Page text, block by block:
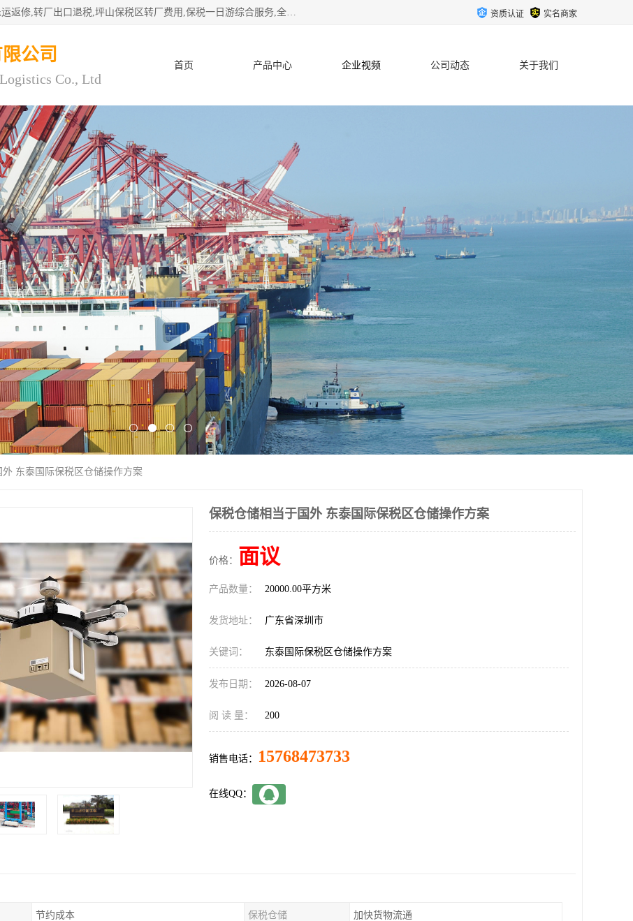
深圳市子扬国际物流有限公司专注深圳保税区转厂,保税区退运返修,转厂出口退税,坪山保税区转厂费用,保税一日游综合服务,全程托管，公司是严格按照“专业化定位、综合化经营、差异化发展”的经营思路建立的现代第三方物流，在通关业务、保税区仓储、退运返修、供应链金融方面具有较强的竞争优势。公司秉承“高效专业、服务客户、创新发展”的经营理念，已发展成为国内外知名企业的战略合作商。 资质认证 实名商家
公司
Co., Ltd
首页 产品中心 企业视频 公司动态 关于我们
东泰国际保税区仓储操作方案
保税仓储相当于国外 东泰国际保税区仓储操作方案
价格： 面议
产品数量： 20000.00平方米
发货地址： 广东省深圳市
关键词： 东泰国际保税区仓储操作方案
发布日期： 2026-08-07
阅 读 量： 200
销售电话： 15768473733
在线QQ：
节约成本 保税仓储 加快货物流通